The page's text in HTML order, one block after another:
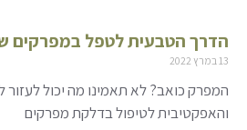
הדרך הטבעית לטפל במפרקים
13 במרץ 2022
המפרק כואב? לא תאמינו מה יכול
והאפקטיבית לטיפול בדלקת מפרקים